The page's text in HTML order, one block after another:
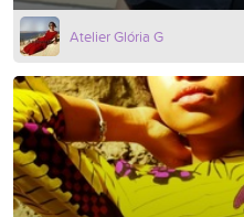
Atelier Glória G